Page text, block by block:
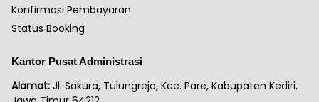
Konfirmasi Pembayaran
Status Booking
Kantor Pusat Administrasi
Alamat: Jl. Sakura, Tulungrejo, Kec. Pare, Kabupaten Kediri,